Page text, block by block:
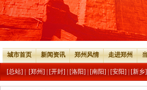
城市首页 新闻资讯 郑州风情 走进郑州
[总站] [郑州] [开封] [洛阳] [南阳] [安阳] [新乡]